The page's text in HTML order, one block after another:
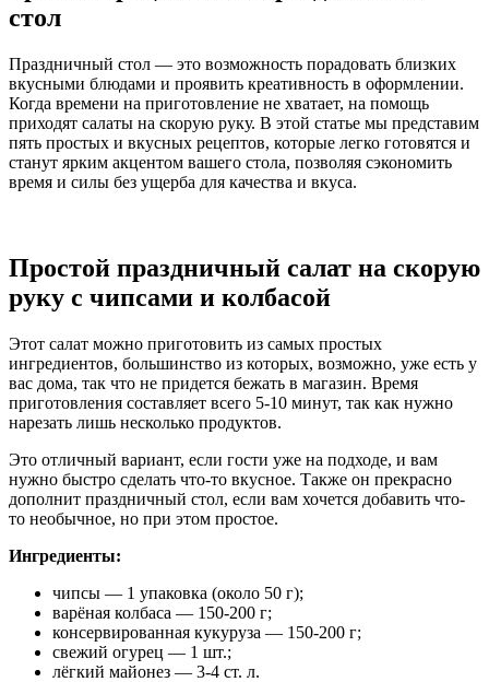
стол
Праздничный стол — это возможность порадовать близких
вкусными блюдами и проявить креативность в оформлении.
Когда времени на приготовление не хватает, на помощь
приходят салаты на скорую руку. В этой статье мы представим
пять простых и вкусных рецептов, которые легко готовятся и
станут ярким акцентом вашего стола, позволяя сэкономить
время и силы без ущерба для качества и вкуса.
Простой праздничный салат на скорую
руку с чипсами и колбасой
Этот салат можно приготовить из самых простых
ингредиентов, большинство из которых, возможно, уже есть у
вас дома, так что не придется бежать в магазин. Время
приготовления составляет всего 5-10 минут, так как нужно
нарезать лишь несколько продуктов.
Это отличный вариант, если гости уже на подходе, и вам
нужно быстро сделать что-то вкусное. Также он прекрасно
дополнит праздничный стол, если вам хочется добавить что-
то необычное, но при этом простое.
Ингредиенты:
чипсы — 1 упаковка (около 50 г);
варёная колбаса — 150-200 г;
консервированная кукуруза — 150-200 г;
свежий огурец — 1 шт.;
лёгкий майонез — 3-4 ст. л.